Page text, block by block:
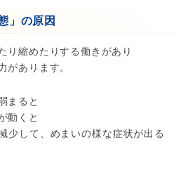
」の原因
り縮めたりする働きがあり
があります。
まると
動くと
少して、めまいの様な症状が出る